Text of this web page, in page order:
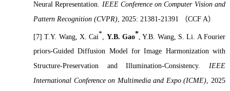
Neural Representation. IEEE Conference on Computer Vision and
Pattern Recognition (CVPR), 2025: 21381-21391 （CCF A）
[7]T.Y. Wang, X. Cai* Y.B. Gao* , Y.B. Wang, S. Li. A Fourier
priors-Guided Diffusion Model for Image Harmonization with
Structure-Preservation and Illumination-Consistency.IEEE
International Conference on Multimedia and Expo (ICME), 2025